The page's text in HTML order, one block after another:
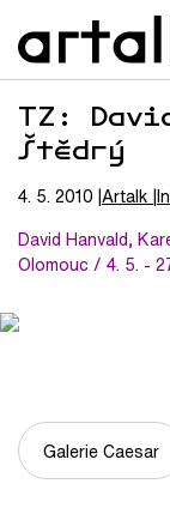
TZ:
Štědrý
4. 5. 2010 Artalk
David Hanvald,
Olomouc / 4. 5. -
Galerie Caesar